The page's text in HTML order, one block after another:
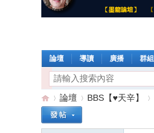
論壇 導讀 廣播 群組
論壇 BBS【♥天辛】